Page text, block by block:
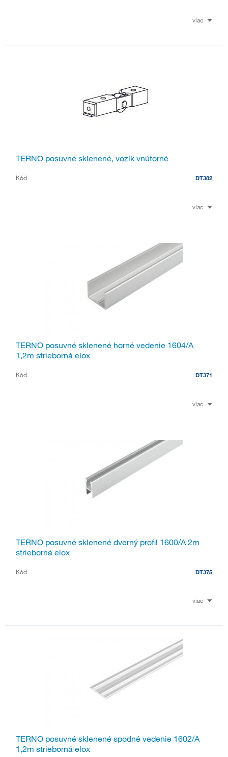
viac
TERNO posuvné sklenené, vozík vnútorné
Kód DT382
viac
TERNO posuvné sklenené horné vedenie 1604/A
1,2m strieborná elox
Kód DT371
viac
TERNO posuvné sklenené dverný profil 1600/A 2m
strieborná elox
Kód DT375
viac
TERNO posuvné sklenené spodné vedenie 1602/A
1,2m strieborná elox